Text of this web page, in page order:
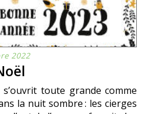
2022
toute grande comme
la nuit sombre : les cierges